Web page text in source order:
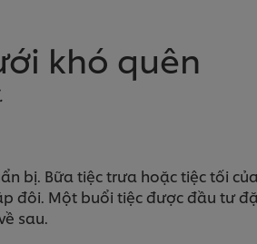
khó quên
bị. Bữa tiệc trưa hoặc tiệc tối
đôi. Một buổi tiệc được đầu tư
sau.